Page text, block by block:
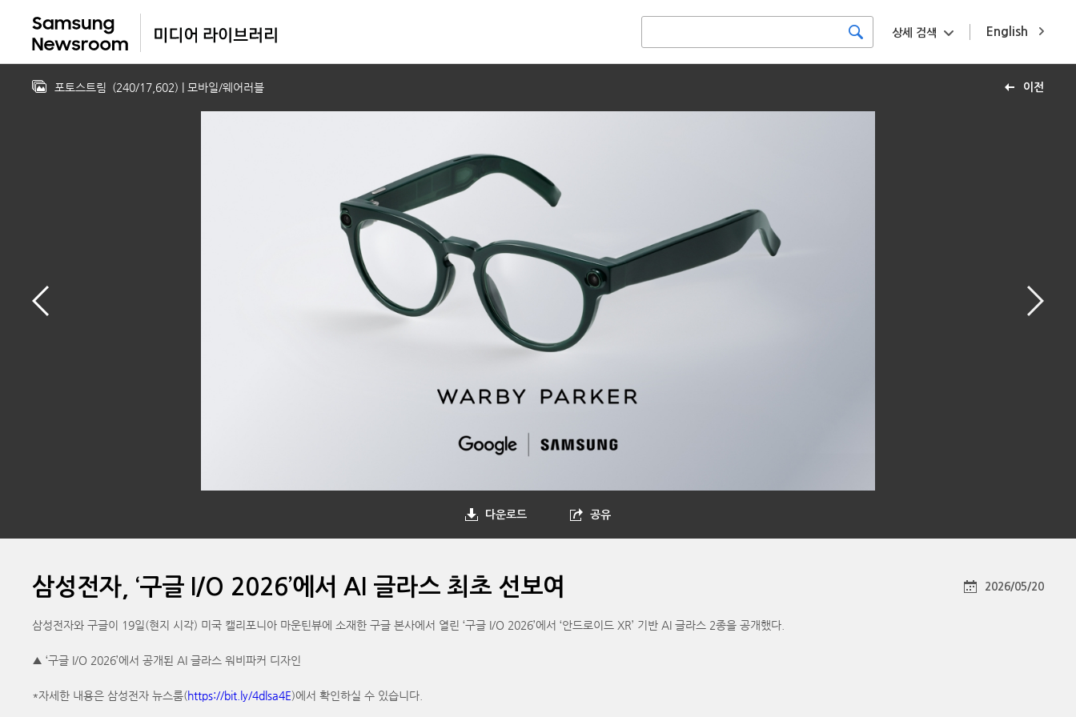
English
상세 검색
이전
포토스트림 (240/17,602) | 모바일/웨어러블
다운로드 공유
삼성전자, ‘구글 I/O 2026’에서 AI 글라스 최초 선보여 2026/05/20
삼성전자와 구글이 19일(현지 시각) 미국 캘리포니아 마운틴뷰에 소재한 구글 본사에서 열린 ‘구글 I/O 2026’에서 ‘안드로이드 XR’ 기반 AI 글라스 2종을 공개했다.
▲ ‘구글 I/O 2026’에서 공개된 AI 글라스 워비파커 디자인
*자세한 내용은 삼성전자 뉴스룸(https://bit.ly/4dlsa4E)에서 확인하실 수 있습니다.